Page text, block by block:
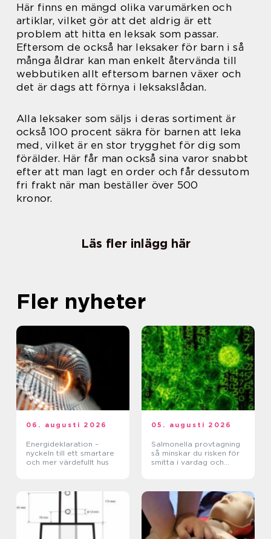
Här finns en mängd olika varumärken och
artiklar, vilket gör att det aldrig är ett
problem att hitta en leksak som passar.
Eftersom de också har leksaker för barn i så
många åldrar kan man enkelt återvända till
webbutiken allt eftersom barnen växer och
det är dags att förnya i leksakslådan.
Alla leksaker som säljs i deras sortiment är
också 100 procent säkra för barnen att leka
med, vilket är en stor trygghet för dig som
förälder. Här får man också sina varor snabbt
efter att man lagt en order och får dessutom
fri frakt när man beställer över 500
kronor.
Läs fler inlägg här
Fler nyheter
06. augusti 2026
Energideklaration –
nyckeln till ett smartare
och mer värdefullt hus
05. augusti 2026
Salmonella provtagning
så minskar du risken för
smitta i vardag och